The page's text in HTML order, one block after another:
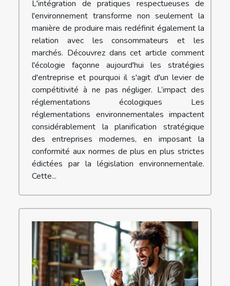
L'intégration de pratiques respectueuses de
l'environnement transforme non seulement la
manière de produire mais redéfinit également la
relation avec les consommateurs et les
marchés. Découvrez dans cet article comment
l'écologie façonne aujourd'hui les stratégies
d'entreprise et pourquoi il s'agit d'un levier de
compétitivité à ne pas négliger. L’impact des
réglementations écologiques Les
réglementations environnementales impactent
considérablement la planification stratégique
des entreprises modernes, en imposant la
conformité aux normes de plus en plus strictes
édictées par la législation environnementale.
Cette...